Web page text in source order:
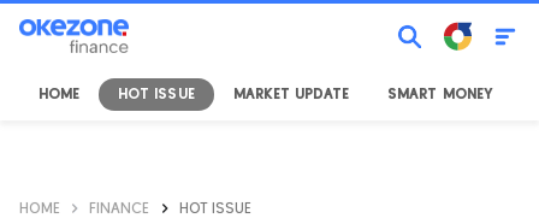
HOME HOT ISSUE MARKET UPDATE SMART MONEY
HOME FINANCE HOT ISSUE